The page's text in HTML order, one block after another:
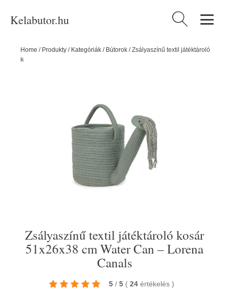
Kelabutor.hu Keresés:
Home / Produkty / Kategóriák / Bútorok /Zsályaszínű textil játéktároló
kosár 51x26x38 cm Water Can – Lorena Canals
Zsályaszínű textil játéktároló kosár
51x26x38 cm Water Can – Lorena
Canals
5 / 5 ( 24 értékelés )